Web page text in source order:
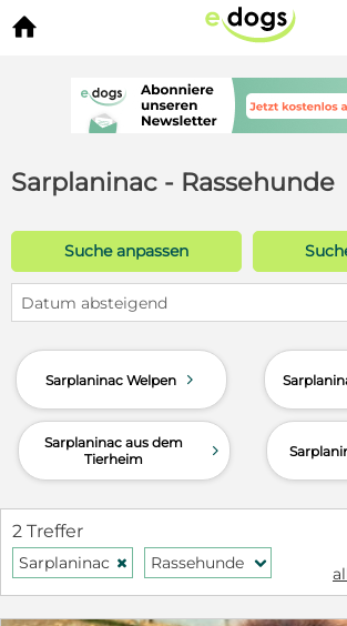

Sarplaninac - Rassehunde
Suche anpassen
Datum absteigend
Sarplaninac Welpen d
Sarplaninac aus dem
Tierheim
d
2 Treffer
Sarplaninac H Rassehunde f